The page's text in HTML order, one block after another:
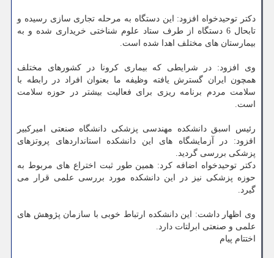
دکتر توحیدخواه افزود: این دستگاه به مرحله تجاری سازی رسیده و
تابحال 6 دستگاه از طرف ستاد علوم شناختی خریداری شده و به
بیمارستان های مختلف اهدا شده است.
وی افزود: در شرایطی که بیماری کرونا در کشورهای مختلف
همچون ایران گسترش یافته وظیفه ما بعنوان افراد در رابطه با
سلامت مردم برنامه ریزی برای فعالیت بیشتر در حوزه سلامت
است.
رئیس اسبق دانشکده مهندسی پزشکی دانشگاه صنعتی امیرکبیر
افزود: در آزمایشگاه های این دانشکده استانداردهای پروتزهای
پزشکی بررسی گردید.
دکتر توحیدخواه اضافه کرد: همین طور ثبت اختراع های مربوط به
حوزه پزشکی نیز در این دانشکده مورد بررسی علمی قرار می
گیرد.
وی اظهار داشت: این دانشکده ارتباط خوبی با سازمان پژوهش های
علمی و صنعتی ابرلتات دارد.
اختتام پیام